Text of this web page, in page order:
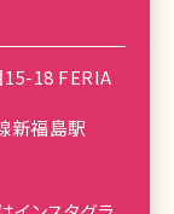
18 FERIA
新福島駅